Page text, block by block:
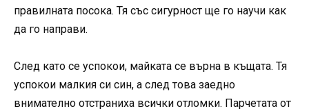
правилната посока. Тя със сигурност ще го научи как
да го направи.
След като се успокои, майката се върна в къщата. Тя
успокои малкия си син, а след това заедно
внимателно отстраниха всички отломки. Парчетата от